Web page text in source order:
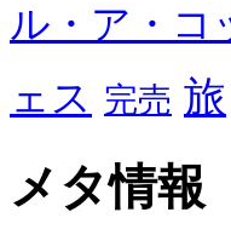
ル・ア・コ
ェス 完売 旅
メタ情報